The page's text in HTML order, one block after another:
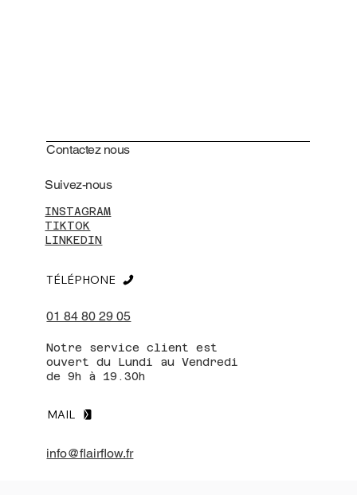
Contactez nous
INSTAGRAM
TIKTOK
LINKEDIN
Suivez-nous
01 84 80 29 05
TÉLÉPHONE
Notre service client est
ouvert du Lundi au Vendredi
de 9h à 19.30h
MAIL
info@flairflow.fr